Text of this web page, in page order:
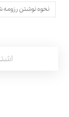
نحوه نوشتن رزومه